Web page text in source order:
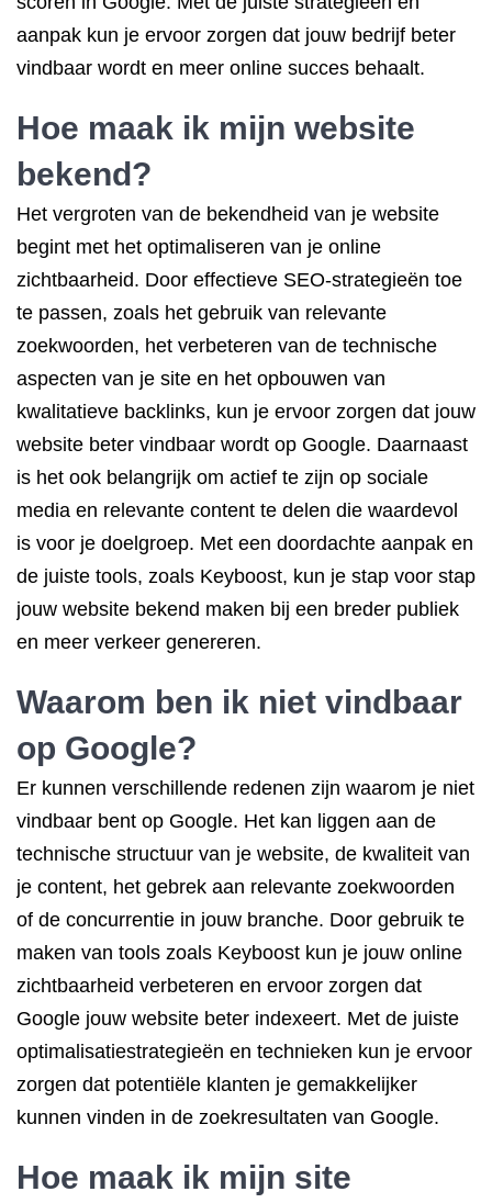
aanpak kun je ervoor zorgen dat jouw bedrijf beter
vindbaar wordt en meer online succes behaalt.
Hoe maak ik mijn website
bekend?
Het vergroten van de bekendheid van je website
begint met het optimaliseren van je online
zichtbaarheid. Door effectieve SEO-strategieën toe
te passen, zoals het gebruik van relevante
zoekwoorden, het verbeteren van de technische
aspecten van je site en het opbouwen van
kwalitatieve backlinks, kun je ervoor zorgen dat jouw
website beter vindbaar wordt op Google. Daarnaast
is het ook belangrijk om actief te zijn op sociale
media en relevante content te delen die waardevol
is voor je doelgroep. Met een doordachte aanpak en
de juiste tools, zoals Keyboost, kun je stap voor stap
jouw website bekend maken bij een breder publiek
en meer verkeer genereren.
Waarom ben ik niet vindbaar
op Google?
Er kunnen verschillende redenen zijn waarom je niet
vindbaar bent op Google. Het kan liggen aan de
technische structuur van je website, de kwaliteit van
je content, het gebrek aan relevante zoekwoorden
of de concurrentie in jouw branche. Door gebruik te
maken van tools zoals Keyboost kun je jouw online
zichtbaarheid verbeteren en ervoor zorgen dat
Google jouw website beter indexeert. Met de juiste
optimalisatiestrategieën en technieken kun je ervoor
zorgen dat potentiële klanten je gemakkelijker
kunnen vinden in de zoekresultaten van Google.
Hoe maak ik mijn site